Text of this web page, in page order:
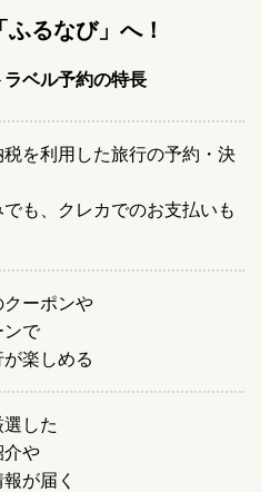
るなび」へ！
ベル予約の特長
を利用した旅行の予約・決
も、クレカでのお支払いも
ーポンや
ンで
楽しめる
した
介や
が届く